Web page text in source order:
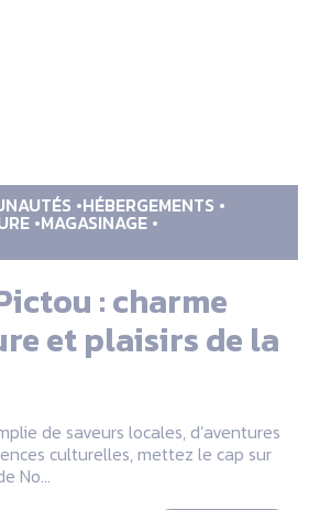
HÉBERGEMENTS
MAGASINAGE
: charme
et plaisirs de la
de saveurs locales, d’aventures
culturelles, mettez le cap sur
No...